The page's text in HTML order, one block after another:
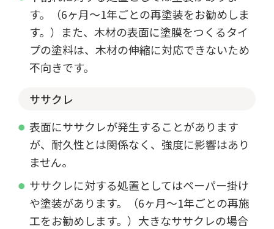
す。（6ヶ月～1年ごとの再塗装をお勧めしま
す。）また、木材の表面に塗膜をつくるタイ
プの塗料は、木材の伸縮に対応できないため
不向きです。
ササクレ
表面にササクレが発生することがあります
が、耐久性とは関係なく、強度に影響はあり
ません。
ササクレに対する処置としてはペーパー掛け
や塗装があります。（6ヶ月～1年ごとの再施
工をお勧めします。）大きなササクレの場合